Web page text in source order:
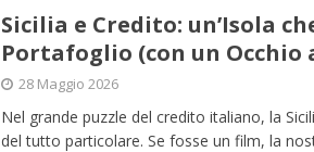
Sicilia e Credito: un’Isola
Portafoglio (con un Occhio
28 Maggio 2026
Nel grande puzzle del credito italiano, la
del tutto particolare. Se fosse un film, la